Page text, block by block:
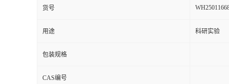
货号
用途 科研实验
包装规格
CAS编号